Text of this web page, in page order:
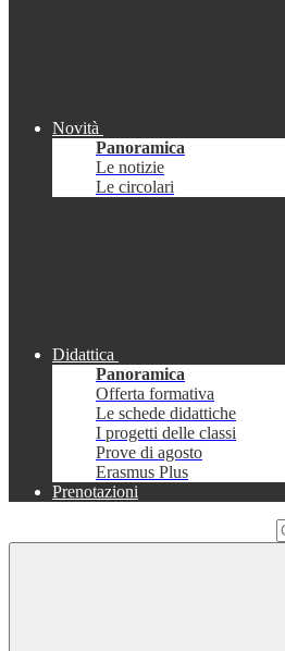
Novità
Panoramica
Le notizie
Le circolari
Didattica
Panoramica
Offerta formativa
Le schede didattiche
I progetti delle classi
Prove di agosto
Erasmus Plus
Prenotazioni